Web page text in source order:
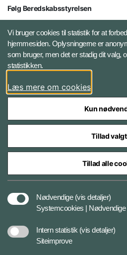
Følg Beredskabsstyrelsen
X BRSdk
LinkedIn BRS-profil
Vi bruger cookies til statistik for at
hjemmesiden. Oplysningerne er
som bruger, men det er stadig dit valg,
statistikken.
Læs mere om cookies
Kun
Tillad
Tillad alle
Nødvendige (vis detaljer)
Systemcookies | Nødvendige
Intern statistik (vis detaljer)
Siteimprove